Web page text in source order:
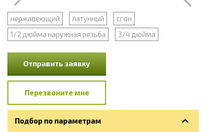
нержавеющий латунный
сгон
1/2 дюйма наружная резьба
3/4 дюйма
Отправить заявку
Перезвоните мне
Подбор по параметрам